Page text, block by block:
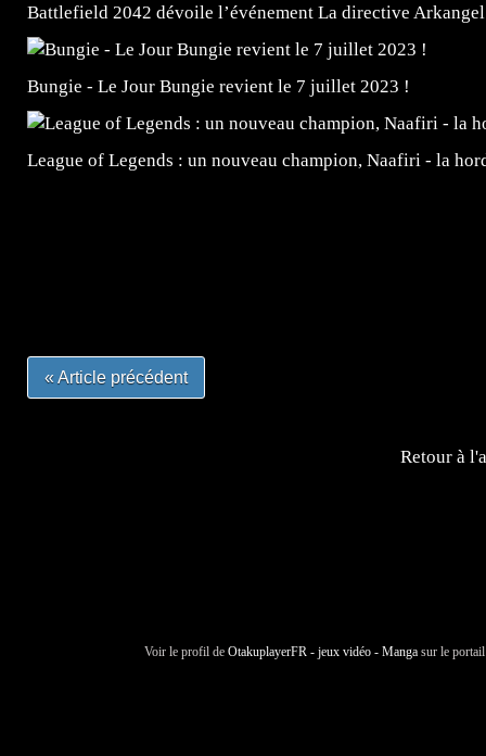
Battlefield 2042 dévoile l’événement La directive Arkangel
Bungie - Le Jour Bungie revient le 7 juillet 2023 !
League of Legends : un nouveau champion, Naafiri - la
« Article précédent
Retour à
Voir le profil de OtakuplayerFR - jeux vidéo - Manga sur le